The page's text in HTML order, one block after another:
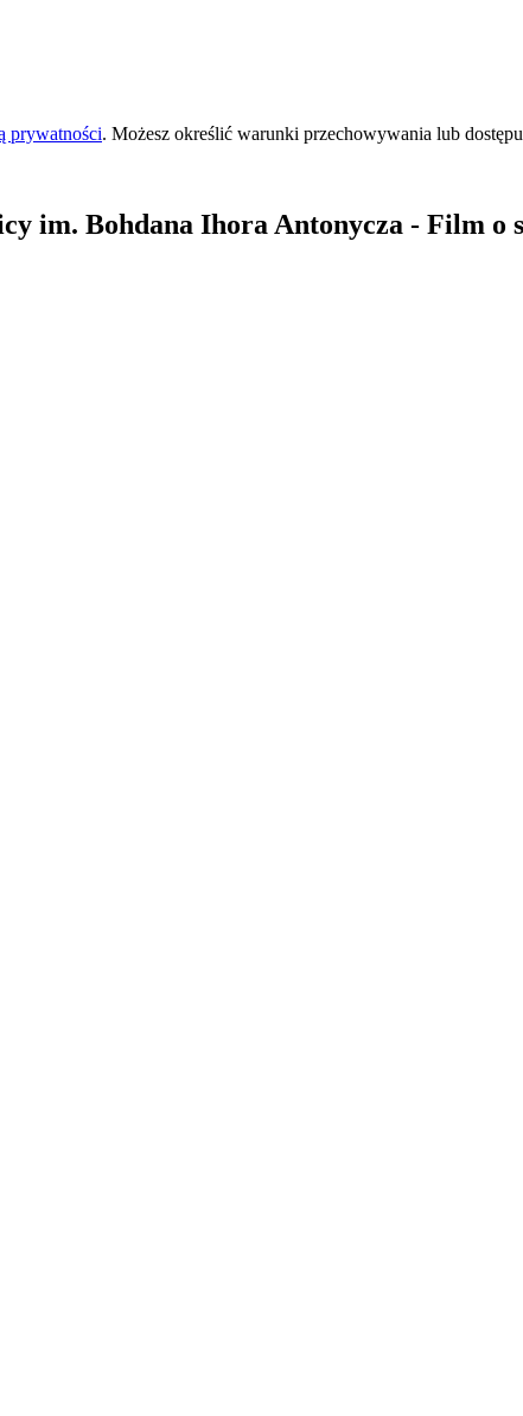
prywatności. Możesz określić warunki przechowywania lub
im. Bohdana Ihora Antonycza - Film o